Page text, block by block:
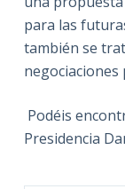
para las
también se
negociaciones
Podéis
Presidencia